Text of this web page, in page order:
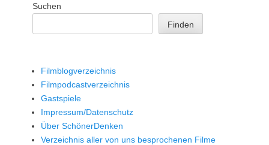
Suchen
Finden
Filmblogverzeichnis
Filmpodcastverzeichnis
Gastspiele
Impressum/Datenschutz
Über SchönerDenken
Verzeichnis aller von uns besprochenen Filme